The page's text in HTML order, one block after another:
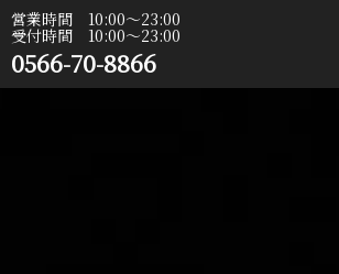
営業時間 10:00〜23:00
受付時間 10:00〜23:00
0566-70-8866